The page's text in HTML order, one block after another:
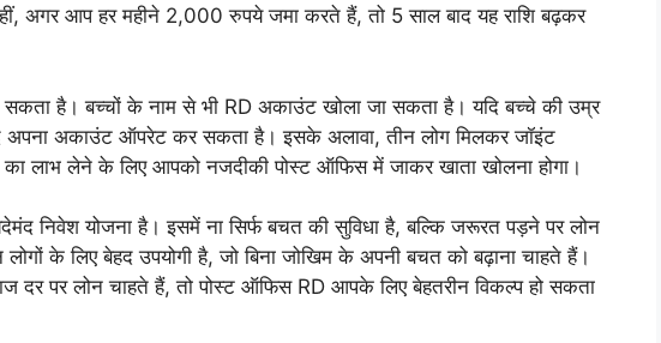
अगर आप हर महीने 2,000 रुपये जमा करते हैं, तो 5 साल बाद यह राशि बढ़कर
सकता है। बच्चों के नाम से भी RD अकाउंट खोला जा सकता है। यदि बच्चे की उम्र
अकाउंट ऑपरेट कर सकता है। इसके अलावा, तीन लोग मिलकर जॉइंट
लाभ लेने के लिए आपको नजदीकी पोस्ट ऑफिस में जाकर खाता खोलना होगा।
निवेश योजना है। इसमें ना सिर्फ बचत की सुविधा है, बल्कि जरूरत पड़ने पर लोन
के लिए बेहद उपयोगी है, जो बिना जोखिम के अपनी बचत को बढ़ाना चाहते हैं।
दर पर लोन चाहते हैं, तो पोस्ट ऑफिस RD आपके लिए बेहतरीन विकल्प हो सकता